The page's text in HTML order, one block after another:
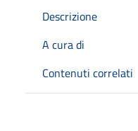
Descrizione
A cura di
Contenuti correlati